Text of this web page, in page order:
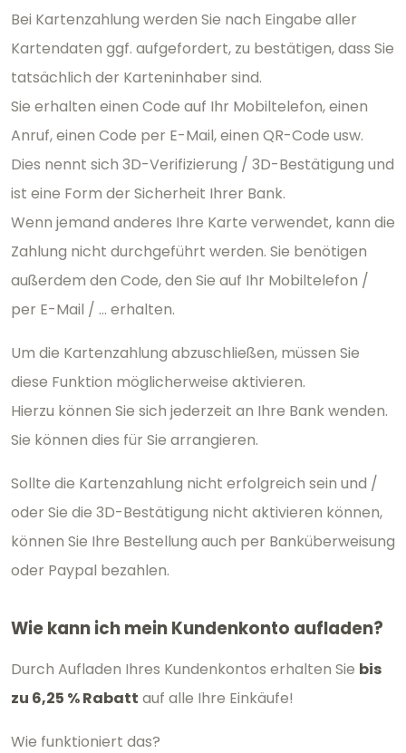
Bei Kartenzahlung werden Sie nach Eingabe aller
Kartendaten ggf. aufgefordert, zu bestätigen, dass Sie
tatsächlich der Karteninhaber sind.
Sie erhalten einen Code auf Ihr Mobiltelefon, einen
Anruf, einen Code per E-Mail, einen QR-Code usw.
Dies nennt sich 3D-Verifizierung / 3D-Bestätigung und
ist eine Form der Sicherheit Ihrer Bank.
Wenn jemand anderes Ihre Karte verwendet, kann die
Zahlung nicht durchgeführt werden. Sie benötigen
außerdem den Code, den Sie auf Ihr Mobiltelefon /
per E-Mail / ... erhalten.
Um die Kartenzahlung abzuschließen, müssen Sie
diese Funktion möglicherweise aktivieren.
Hierzu können Sie sich jederzeit an Ihre Bank wenden.
Sie können dies für Sie arrangieren.
Sollte die Kartenzahlung nicht erfolgreich sein und /
oder Sie die 3D-Bestätigung nicht aktivieren können,
können Sie Ihre Bestellung auch per Banküberweisung
oder Paypal bezahlen.
Wie kann ich mein Kundenkonto aufladen?
Durch Aufladen Ihres Kundenkontos erhalten Sie bis
zu 6,25 % Rabatt auf alle Ihre Einkäufe!
Wie funktioniert das?